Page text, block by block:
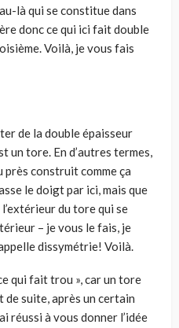
là qui se constitue dans
donc ce qui ici fait double
Voilà, je vous fais
de la double épaisseur
un tore. En d’autres termes,
près construit comme ça
le doigt par ici, mais que
l’extérieur du tore qui se
– je vous le fais, je
dissymétrie! Voilà.
qui fait trou », car un tore
de suite, après un certain
réussi à vous donner l’idée